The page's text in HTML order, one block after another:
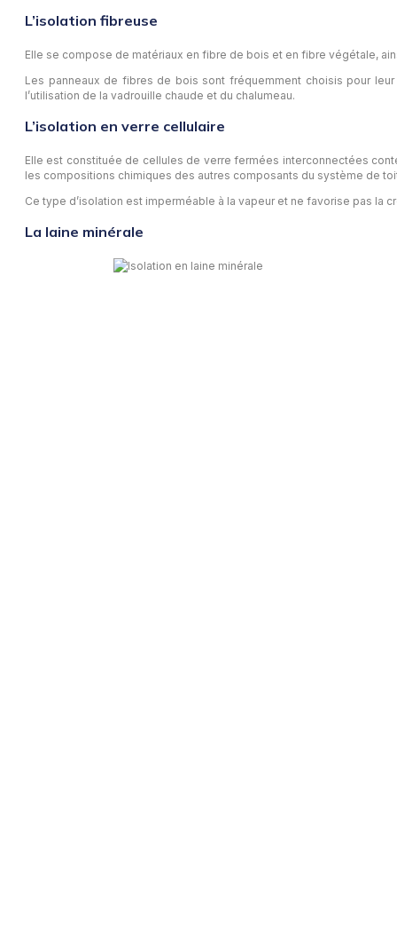
L’isolation fibreuse
Elle se compose de matériaux en fibre de bois et en fibre végétale,
Les panneaux de fibres de bois sont fréquemment choisis pour
l’utilisation de la vadrouille chaude et du chalumeau.
L’isolation en verre cellulaire
Elle est constituée de cellules de verre fermées interconnectées
les compositions chimiques des autres composants du système de
Ce type d’isolation est imperméable à la vapeur et ne favorise pas la
La laine minérale